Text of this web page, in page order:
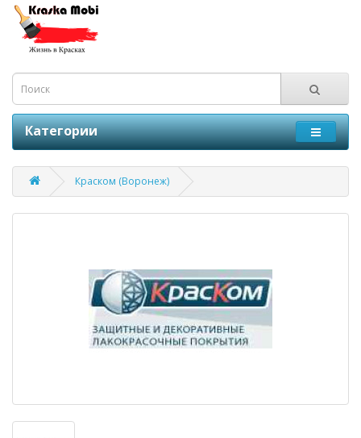
Категории
Краском (Воронеж)